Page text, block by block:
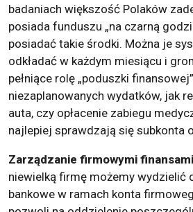
badaniach większość Polaków
posiada funduszu „na czarną
posiadać takie środki. Można je
odkładać w każdym miesiącu i
pełniące rolę „poduszki
niezaplanowanych wydatków, jak
auta, czy opłacenie zabiegu
najlepiej sprawdzają się subkonta
Zarządzanie firmowymi finansami
niewielką firmę możemy wydzielić
bankowe w ramach konta